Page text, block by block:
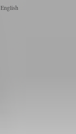
English